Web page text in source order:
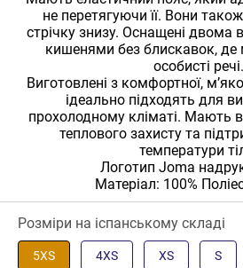
не перетягуючи її. Вони
стрічку знизу. Оснащені
кишенями без блискавок, де
особисті речі.
Виготовлені з комфортної,
ідеально підходять для
прохолодному кліматі. Мають
теплового захисту та
температури
Логотип Joma
Матеріал: 100%
Розміри на іспанському складі
5XS 4XS XS S